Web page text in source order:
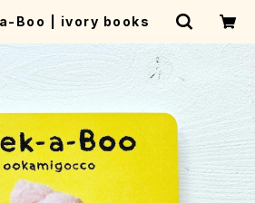
Boo | ivory books